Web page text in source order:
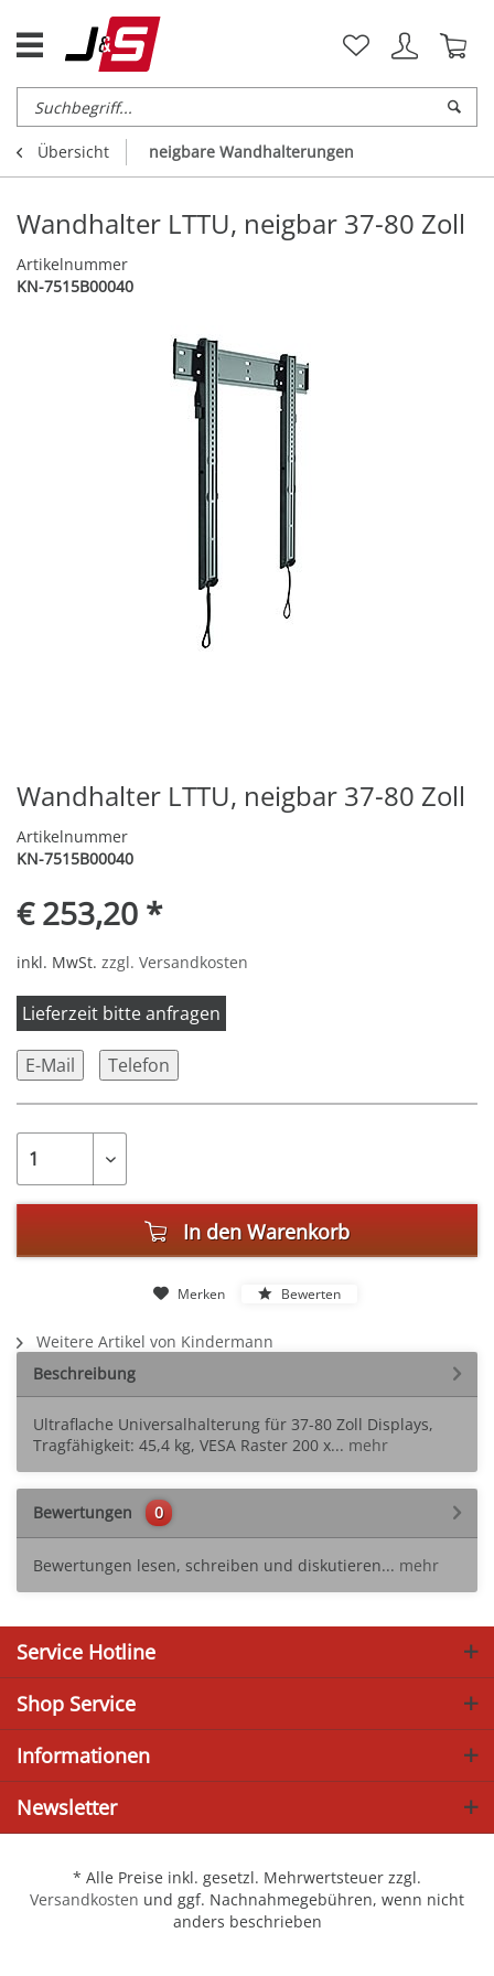
Übersicht neigbare Wandhalterungen
Wandhalter LTTU, neigbar 37-80 Zoll
Artikelnummer
KN-7515B00040
Wandhalter LTTU, neigbar 37-80 Zoll
Artikelnummer
KN-7515B00040
€ 253,20 *
inkl. MwSt. zzgl. Versandkosten
Lieferzeit bitte anfragen
E-Mail Telefon
In den Warenkorb
Merken Bewerten
Weitere Artikel von Kindermann
Beschreibung
Ultraflache Universalhalterung für 37-80 Zoll Displays,
Tragfähigkeit: 45,4 kg, VESA Raster 200 x... mehr
Bewertungen 0
Bewertungen lesen, schreiben und diskutieren... mehr
Service Hotline
Shop Service
Informationen
Newsletter
* Alle Preise inkl. gesetzl. Mehrwertsteuer zzgl.
Versandkosten und ggf. Nachnahmegebühren, wenn nicht
anders beschrieben